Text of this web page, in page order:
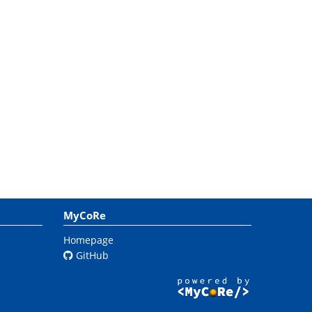
MyCoRe
Homepage
GitHub